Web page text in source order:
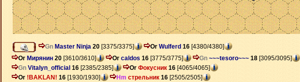
Gn Master Ninja 20 [3375/3375] Or Wulferd 16 [4380/4380]
Or Мирянин 20 [3610/3610] Or caldos 16 [3775/3775] Gn ~~~tesoro~~~ 18 [3095/3095]
Gn Vitalyn_official 16 [2385/2385] Or Фокусник 16 [4065/4065]
Or !BAKLAN! 16 [1930/1930] Hm стрельник 16 [2505/2505]